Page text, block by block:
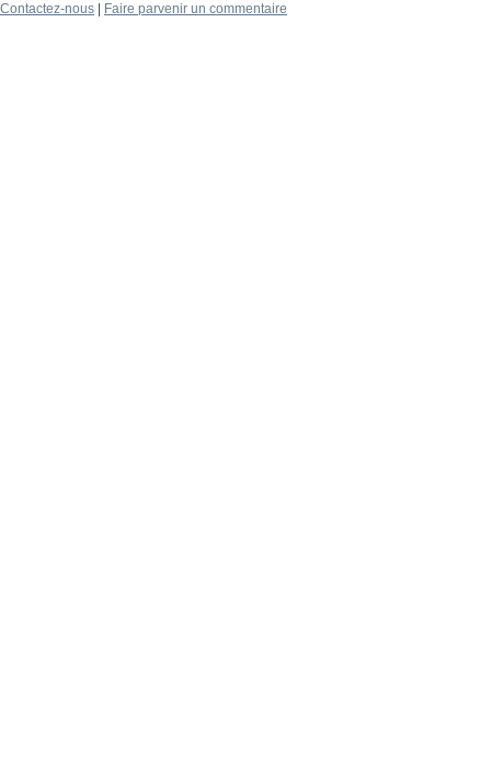
Contactez-nous
Faire parvenir un commentaire